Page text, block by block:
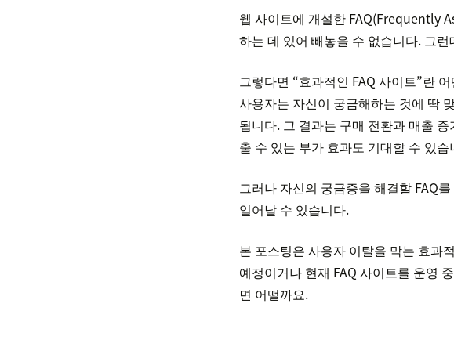
웹 사이트에 개설한 FAQ(Frequently
하는 데 있어 빼놓을 수 없습니다. 그
그렇다면 “효과적인 FAQ 사이트”란
사용자는 자신이 궁금해하는 것에 딱
됩니다. 그 결과는 구매 전환과 매출
출 수 있는 부가 효과도 기대할 수 있습
그러나 자신의 궁금증을 해결할 FAQ
일어날 수 있습니다.
본 포스팅은 사용자 이탈을 막는 효과
예정이거나 현재 FAQ 사이트를 운영
면 어떨까요.